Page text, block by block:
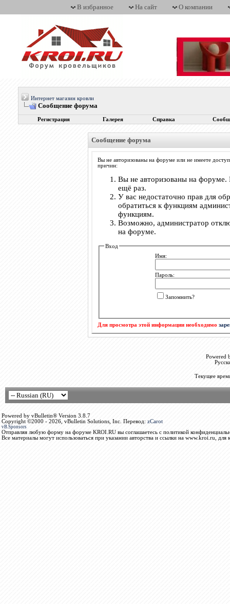
В избранное На сайт О компании
Интернет магазин кровли
Сообщение форума
Регистрация Галерея Справка
Сообщение форума
Вы не авторизованы на форуме или не имеете
причин:
Вы не авторизованы на форуме.
ещё раз.
У вас недостаточно прав для
обратиться к функциям
функциям.
Возможно, администратор
на форуме.
Вход
Имя:
Пароль:
Запомнить?
Для просмотра этой информации необходимо
Powered
Текущее
Powered by vBulletin® Version 3.8.7
Copyright ©2000 - 2026, vBulletin Solutions, Inc. Перевод: zCarot
vB.Sponsors
Отправляя любую форму на форуме KROI.RU вы соглашаетесь с политикой
Все материалы могут использоваться при указании авторства и ссылки на www.kroi.ru, для